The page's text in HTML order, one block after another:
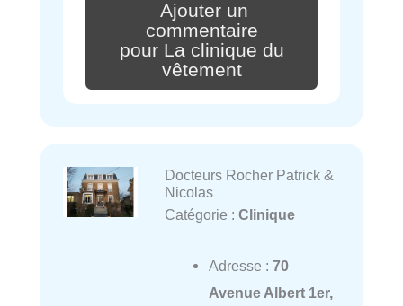
Ajouter un
commentaire
pour La clinique du
vêtement
Docteurs Rocher Patrick &
Nicolas
Catégorie : Clinique
Adresse : 70
Avenue Albert 1er,